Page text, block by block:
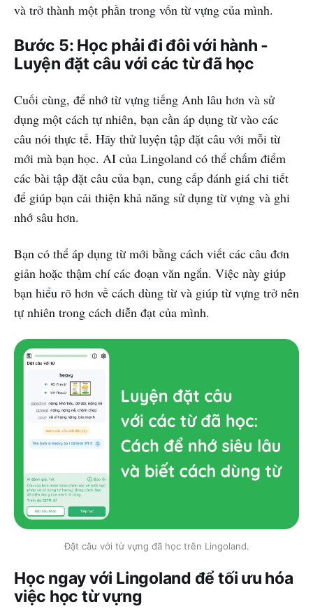
và trở thành một phần trong vốn từ vựng của mình.
Bước 5: Học phải đi đôi với hành -
Luyện đặt câu với các từ đã học
Cuối cùng, để nhớ từ vựng tiếng Anh lâu hơn và sử
dụng một cách tự nhiên, bạn cần áp dụng từ vào các
câu nói thực tế. Hãy thử luyện tập đặt câu với mỗi từ
mới mà bạn học. AI của Lingoland có thể chấm điểm
các bài tập đặt câu của bạn, cung cấp đánh giá chi tiết
để giúp bạn cải thiện khả năng sử dụng từ vựng và ghi
nhớ sâu hơn.
Bạn có thể áp dụng từ mới bằng cách viết các câu đơn
giản hoặc thậm chí các đoạn văn ngắn. Việc này giúp
bạn hiểu rõ hơn về cách dùng từ và giúp từ vựng trở nên
tự nhiên trong cách diễn đạt của mình.
Đặt câu với từ vựng đã học trên Lingoland.
Học ngay với Lingoland để tối ưu hóa
việc học từ vựng